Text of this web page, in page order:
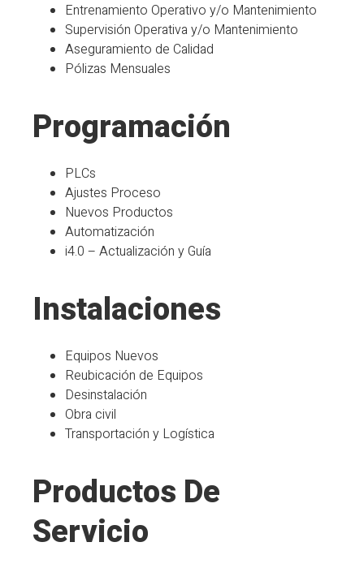
Entrenamiento Operativo y/o Mantenimiento
Supervisión Operativa y/o Mantenimiento
Aseguramiento de Calidad
Pólizas Mensuales
Programación
PLCs
Ajustes Proceso
Nuevos Productos
Automatización
i4.0 – Actualización y Guía
Instalaciones
Equipos Nuevos
Reubicación de Equipos
Desinstalación
Obra civil
Transportación y Logística
Productos De
Servicio